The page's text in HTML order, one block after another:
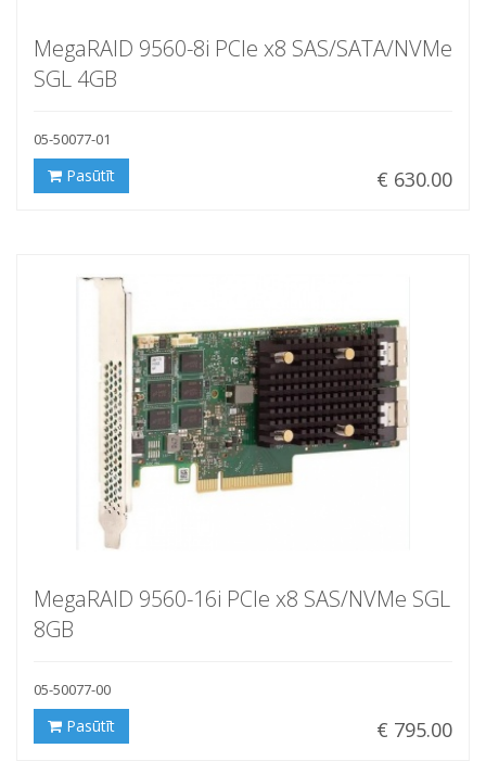
MegaRAID 9560-8i PCIe x8 SAS/SATA/NVMe
SGL 4GB
05-50077-01
€ 630.00
Pasūtīt
MegaRAID 9560-16i PCIe x8 SAS/NVMe SGL
8GB
05-50077-00
€ 795.00
Pasūtīt